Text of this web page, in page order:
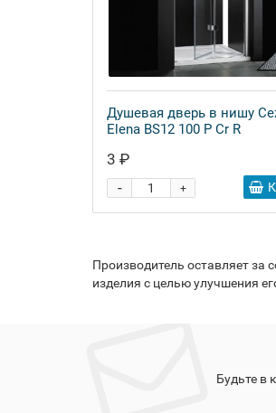
Душевая дверь в нишу
Elena BS12 100 P Cr R
3 ₽
+
-
Производитель оставляет за
изделия с целью улучшения
Будьте в